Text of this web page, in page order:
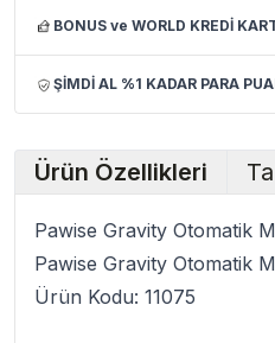
BONUS ve WORLD KREDİ
ŞİMDİ AL %1 KADAR PARA
Ürün Özellikleri
Pawise Gravity Otomatik
Pawise Gravity Otomatik
Ürün Kodu: 11075